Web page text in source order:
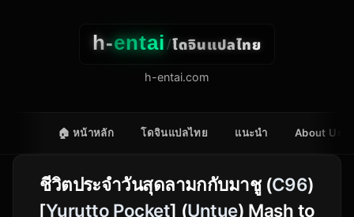
h-entai/โดจินแปลไทย
h-entai.com
🏠 หน้าหลัก โดจินแปลไทย แนะนำ About Us
ชีวิตประจำวันสุดลามกกับมาชู (C96)
[Yurutto Pocket] (Untue) Mash to